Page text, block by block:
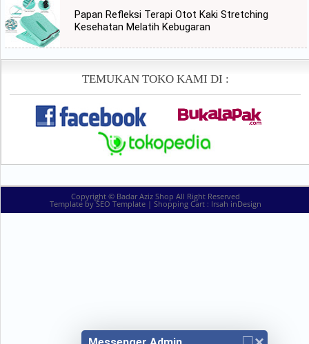
Papan Refleksi Terapi Otot Kaki Stretching
Kesehatan Melatih Kebugaran
TEMUKAN TOKO KAMI DI :
Copyright © Badar Aziz Shop All Right Reserved
Template bySEO Template| Shopping Cart : Irsah inDesign
□